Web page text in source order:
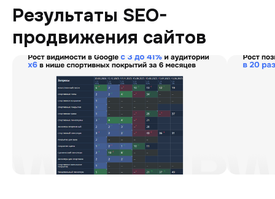
Результаты SEO-
продвижения сайтов